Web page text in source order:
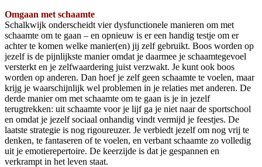
Omgaan met schaamte
Schalkwijk onderscheidt vier dysfunctionele manieren om met
schaamte om te gaan – en opnieuw is er een handig testje om er
achter te komen welke manier(en) jij zelf gebruikt. Boos worden op
jezelf is de pijnlijkste manier omdat je daarmee je schaamtegevoel
versterkt en je zelfwaardering juist verzwakt. Je kunt ook boos
worden op anderen. Dan hoef je zelf geen schaamte te voelen, maar
krijg je waarschijnlijk wel problemen in je relaties met anderen. De
derde manier om met schaamte om te gaan is je in jezelf
terugtrekken: uit schaamte voor je lijf ga je niet naar de sportschool
en omdat je jezelf sociaal onhandig vindt vermijd je feestjes. De
laatste strategie is nog rigoureuzer. Je verbiedt jezelf om nog vrij te
denken, te fantaseren of te voelen, en verbant schaamte zo volledig
uit je emotierepertoire. De keerzijde is dat je gespannen en
verkrampt in het leven staat.